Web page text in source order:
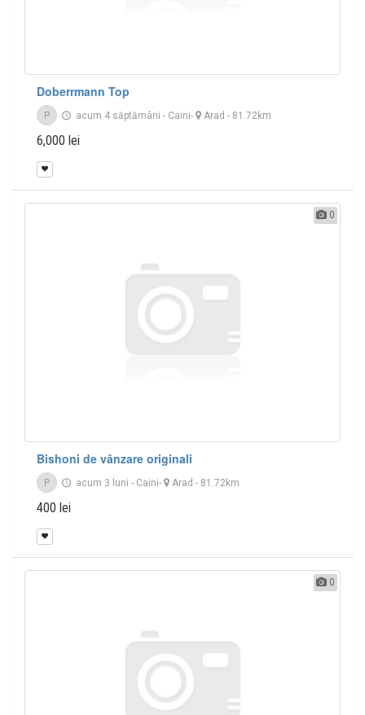
Doberrmann Top
P acum 4 săptămâni - Caini- Arad - 81.72km
6,000 lei
0
Bishoni de vânzare originali
P acum 3 luni - Caini- Arad - 81.72km
400 lei
0